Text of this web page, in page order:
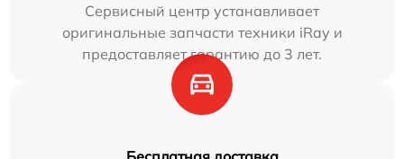
Сервисный центр устанавливает
оригинальные запчасти техники iRay и
предоставляет гарантию до 3 лет.